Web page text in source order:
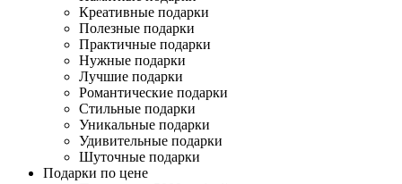
Креативные подарки
Полезные подарки
Практичные подарки
Нужные подарки
Лучшие подарки
Романтические подарки
Стильные подарки
Уникальные подарки
Удивительные подарки
Шуточные подарки
Подарки по цене